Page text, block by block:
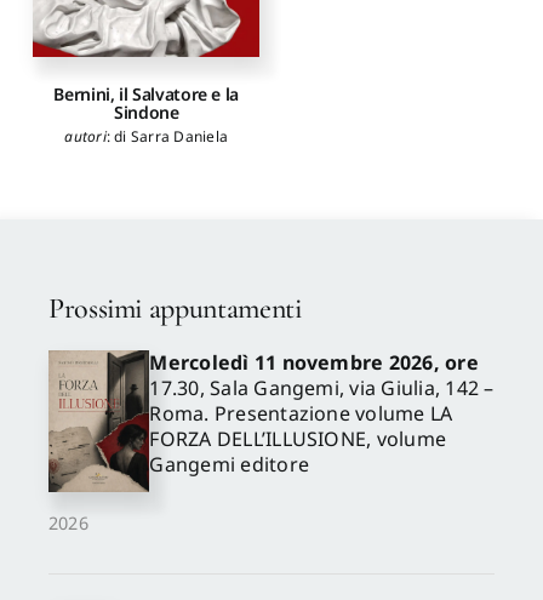
Bernini, il Salvatore e la
Sindone
autori:di Sarra Daniela
Prossimi appuntamenti
2026
Mercoledì 11 novembre 2026, ore
17.30, Sala Gangemi, via Giulia, 142 –
Roma. Presentazione volume LA
FORZA DELL’ILLUSIONE, volume
Gangemi editore